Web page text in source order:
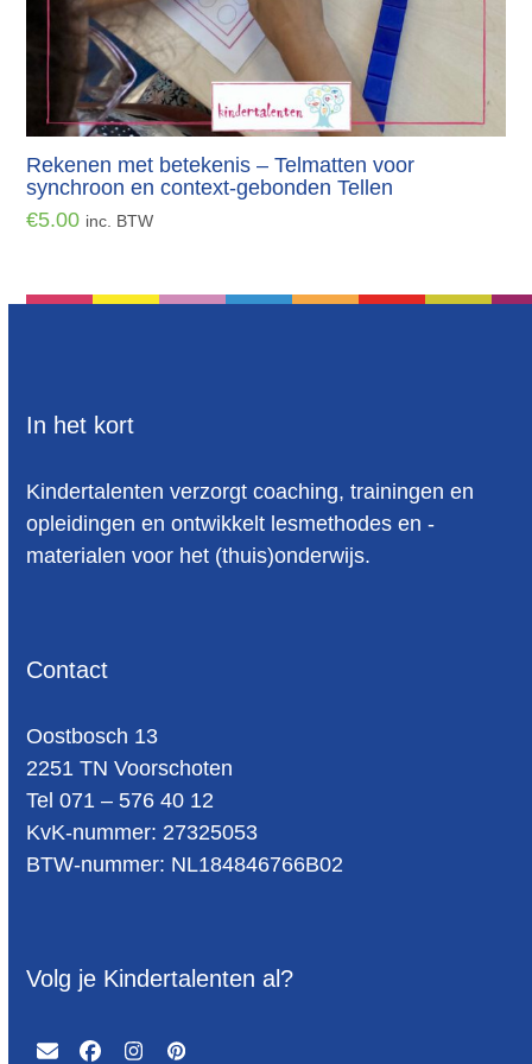
Rekenen met betekenis – Telmatten voor
synchroon en context-gebonden Tellen
€5.00 inc. BTW
In het kort
Kindertalenten verzorgt coaching, trainingen en
opleidingen en ontwikkelt lesmethodes en -
materialen voor het (thuis)onderwijs.
Contact
Oost­bosch 13
2251 TN Voorschoten
Tel 071 – 576 40 12
KvK-nummer: 27325053
BTW-num­mer: NL184846766B02
Volg je Kindertalenten al?